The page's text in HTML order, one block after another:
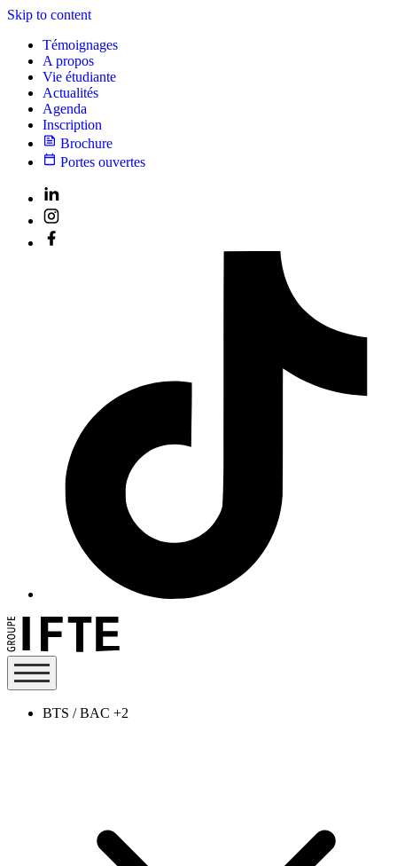
Skip to content
Témoignages
A propos
Vie étudiante
Actualités
Agenda
Inscription
Brochure
Portes ouvertes
BTS / BAC +2